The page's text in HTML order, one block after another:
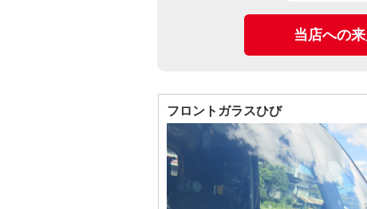
当店への
フロントガラスひび